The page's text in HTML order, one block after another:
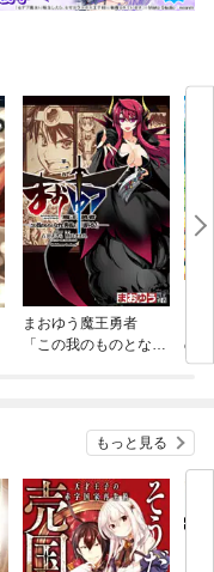
まおゆう魔王勇者
「この我のものとな
の
もっと見る